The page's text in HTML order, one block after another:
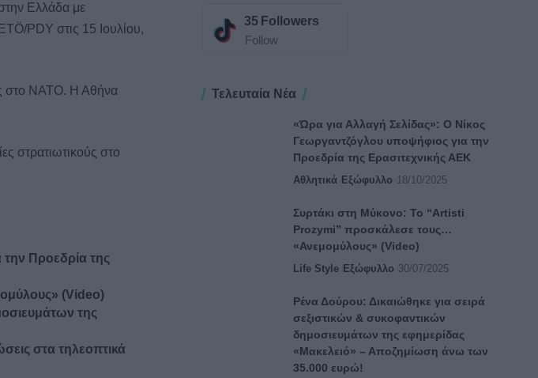
Ελλάδα με
PDY στις 15 Ιουλίου,
στο ΝΑΤΟ. Η Αθήνα
στρατιωτικούς στο
Προεδρία της
(Video)
της
στα τηλεοπτικά
35 Followers
Follow
Τελευταία Νέα
«Ώρα για Αλλαγή Σελίδας»: Ο Νίκος
Γεωργαντζόγλου υποψήφιος για την
Προεδρία της Ερασιτεχνικής ΑΕΚ
Αθλητικά Εξώφυλλο 18/10/2025
Συρτάκι στη Μύκονο: Το “Artisti
Prozymi” προσκάλεσε τους…
«Ανεμομύλους» (Video)
Life Style Εξώφυλλο 30/07/2025
Ρένα Δούρου: Δικαιώθηκε για σειρά
σεξιστικών & συκοφαντικών
δημοσιευμάτων της εφημερίδας
«Μακελειό» – Αποζημίωση άνω των
35.000 ευρώ!